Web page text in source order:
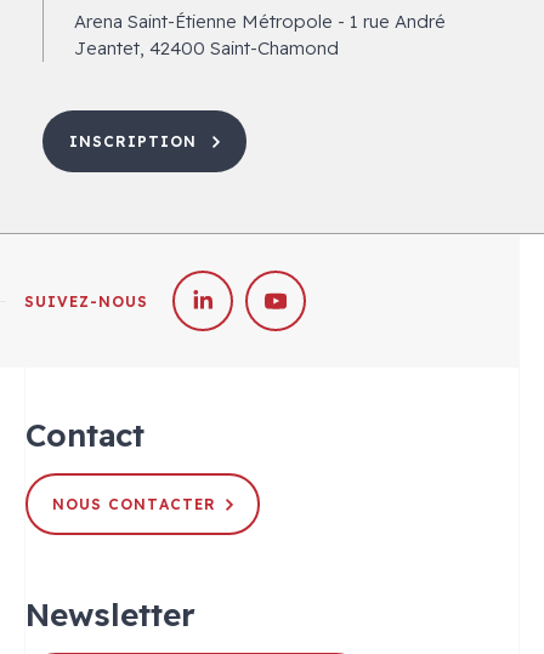
Arena Saint-Étienne Métropole - 1 rue André
Jeantet, 42400 Saint-Chamond
INSCRIPTION
SUIVEZ-NOUS
Contact
NOUS CONTACTER
Newsletter